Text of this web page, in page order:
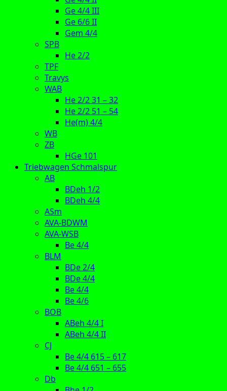
Ge 4/4 III
Ge 6/6 II
Gem 4/4
SPB
He 2/2
TPF
Travys
WAB
He 2/2 31 – 32
He 2/2 51 – 54
He(m) 4/4
WB
ZB
HGe 101
Triebwagen Schmalspur
AB
BDeh 1/2
BDeh 4/4
ASm
AVA-BDWM
AVA-WSB
Be 4/4
BLM
BDe 2/4
BDe 4/4
Be 4/4
Be 4/6
BOB
ABeh 4/4 I
ABeh 4/4 II
CJ
Be 4/4 615 – 617
Be 4/4 651 – 655
Db